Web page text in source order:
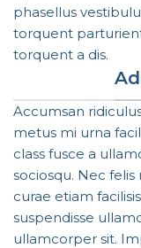
phasellus
torquent
torquent a dis.
Accumsan
metus mi urna
class fusce a
sociosqu. Nec
curae etiam
suspendisse
ullamcorper sit.